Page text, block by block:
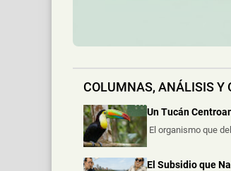
COLUMNAS, ANÁLISIS Y
Un Tucán
El organismo que
El Subsidio que